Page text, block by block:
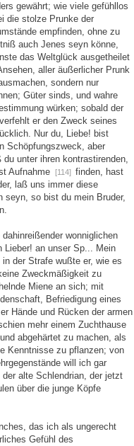
gewährt; wie viele gefühllos
die stolze Prunke der
empfinden, ohne zu
auch Jenes seyn könne,
das Weltglück ausgetheilet
aller äußerlicher Prunk
sondern nur
Güter sinds, und wahre
würken; sobald der
er den Zweck seines
Nur du, Liebe! bist
Schöpfungszweck, aber
unter ihren kontrastirenden,
Aufnahme
[114] finden, hast
laß uns immer diese
seyn, so bist du mein Bruder,
wonniglichen
Lieber! an unser Sp... Mein
der Strafe wußte er, wie es
Zweckmäßigkeit zu
Miene an sich; mit
Befriedigung eines
Hände und Rücken der armen
mehr einem Zuchthause
abgehärtet zu machen, als
Kenntnisse zu pflanzen; von
will ich gar
alte Schlendrian, der jetzt
über die junge Köpfe
das ich als ungerecht
Gefühl des